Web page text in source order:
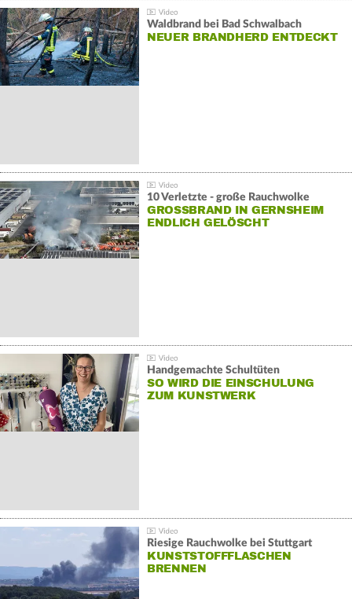
Waldbrand bei Bad Schwalbach
NEUER BRANDHERD ENTDECKT
10 Verletzte - große Rauchwolke
GROSSBRAND IN GERNSHEIM E
NDLICH GELÖSCHT
Handgemachte Schultüten
SO WIRD DIE EINSCHULUNG
ZUM KUNSTWERK
Riesige Rauchwolke bei Stuttgart
KUNSTSTOFFFLASCHEN
BRENNEN